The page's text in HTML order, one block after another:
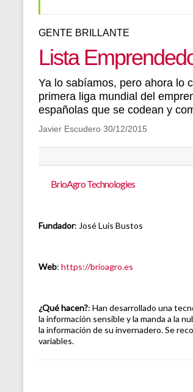
GENTE BRILLANTE
Lista
Ya lo sabíamos, pero ahora lo
primera liga mundial del
españolas que se codean y
Javier Escudero 30/12/2015
BrioAgro Technologies
Fundador: José Luis Bustos
Web: https://brioagro.es
¿Qué hacen?: Han desarrollado una
la información sensible y la manda a la
la información de su invernadero. Se
variables.